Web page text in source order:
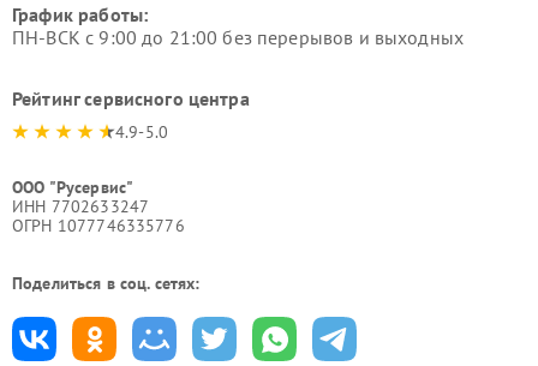
График работы:
ПН-ВСК с 9:00 до 21:00 без перерывов и выходных
Рейтинг сервисного центра
4.9-5.0
ООО "Русервис"
ИНН 7702633247
ОГРН 1077746335776
Поделиться в соц. сетях: